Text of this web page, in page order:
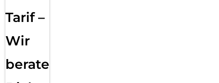
Tarif –
Wir
beraten